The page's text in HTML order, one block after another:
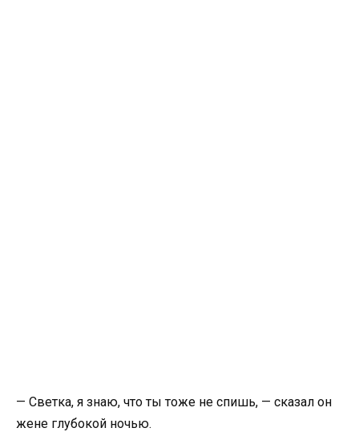
— Светка, я знаю, что ты тоже не спишь, — сказал он
жене глубокой ночью.